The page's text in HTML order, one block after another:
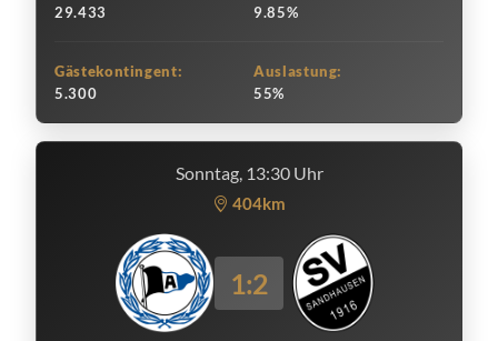
29.433
9.85%
Gästekontingent:
5.300
Auslastung:
55%
Sonntag, 13:30 Uhr
404km
1:2